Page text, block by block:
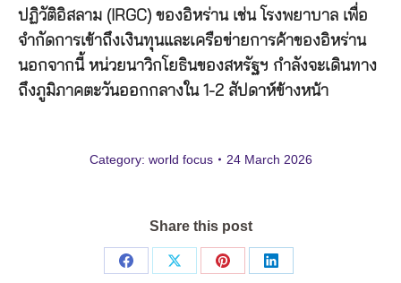
ปฏิวัติอิสลาม (IRGC) ของอิหร่าน เช่น โรงพยาบาล เพื่อ
จำกัดการเข้าถึงเงินทุนและเครือข่ายการค้าของอิหร่าน
นอกจากนี้ หน่วยนาวิกโยธินของสหรัฐฯ กำลังจะเดินทาง
ถึงภูมิภาคตะวันออกกลางใน 1-2 สัปดาห์ข้างหน้า
Category: world focus 24 March 2026
Share this post
Share
Share
Share
Share